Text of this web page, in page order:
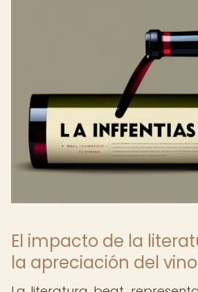
El impacto de la
la apreciación del vino